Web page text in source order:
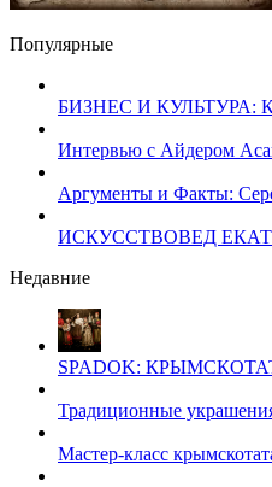
Популярные
БИЗНЕС И КУЛЬТУРА:
Интервью с Айдером
Аргументы и Факты:
ИСКУССТВОВЕД
Недавние
SPADOK:
Традиционные
Мастер-класс